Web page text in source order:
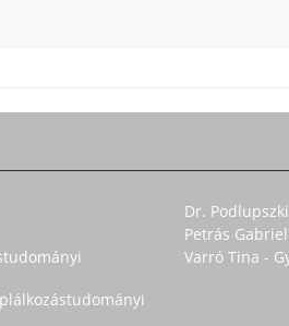
Dr.
Petrás
Varró Tina -